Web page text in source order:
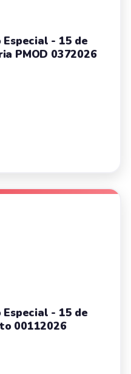
- 15 de
PMOD 0372026
- 15 de
00112026